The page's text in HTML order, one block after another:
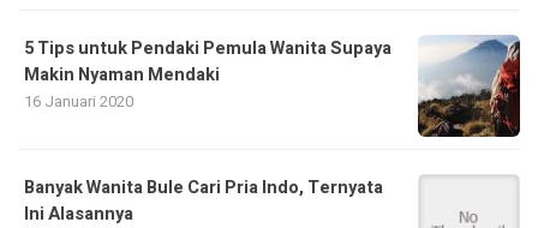
5 Tips untuk Pendaki Pemula Wanita Supaya
Makin Nyaman Mendaki
16 Januari 2020
Banyak Wanita Bule Cari Pria Indo, Ternyata
Ini Alasannya